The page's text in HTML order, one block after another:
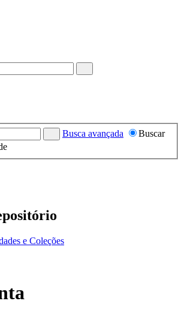
Busca avançada
Buscar
e Coleções